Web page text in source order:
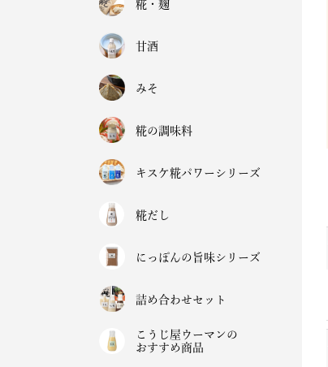
糀・麹
甘酒
みそ
糀の調味料
キスケ糀パワーシリーズ
糀だし
にっぽんの旨味シリーズ
詰め合わせセット
こうじ屋ウーマンの
おすすめ商品